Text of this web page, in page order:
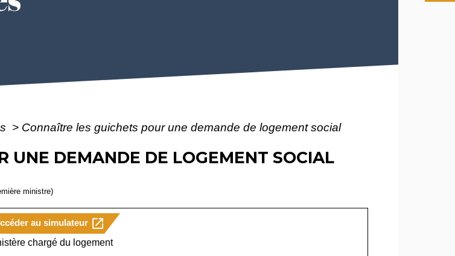
> Connaître les guichets pour une demande de logement social
UNE DEMANDE DE LOGEMENT SOCIAL
ministre)
au simulateur open_in_new
chargé du logement